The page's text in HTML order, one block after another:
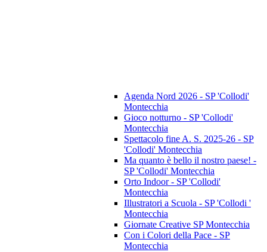
Agenda Nord 2026 - SP 'Collodi'
Montecchia
Gioco notturno - SP 'Collodi'
Montecchia
Spettacolo fine A. S. 2025-26 - SP
'Collodi' Montecchia
Ma quanto è bello il nostro paese! -
SP 'Collodi' Montecchia
Orto Indoor - SP 'Collodi'
Montecchia
Illustratori a Scuola - SP 'Collodi '
Montecchia
Giornate Creative SP Montecchia
Con i Colori della Pace - SP
Montecchia